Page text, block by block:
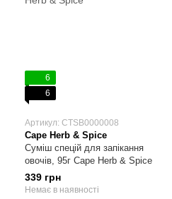
6
6
Артикул: CTSB0000008
Cape Herb & Spice
Суміш спецій для запікання
овочів, 95г Cape Herb & Spice
339 грн
Немає в наявності